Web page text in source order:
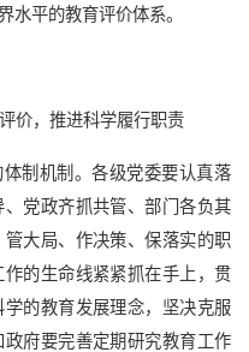
水平的教育评价体系。
价，推进科学履行职责
制机制。各级党委要认真落
党政齐抓共管、部门各负其
大局、作决策、保落实的职
的生命线紧紧抓在手上，贯
的教育发展理念，坚决克服
府要完善定期研究教育工作